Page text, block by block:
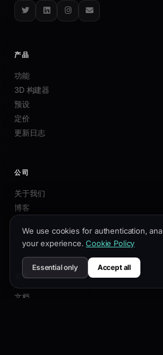
TwitterLinkedInInstagram
Email
产品
功能
3D 构建器
预设
定价
更新日志
公司
关于我们
博客
联系我们
资源
文档
We use cookies for authentication,
your experience. Cookie Policy
Essential only Accept all